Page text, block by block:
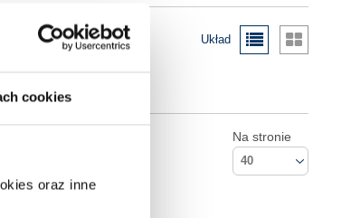
cookies
oraz inne
Układ
Na stronie
40